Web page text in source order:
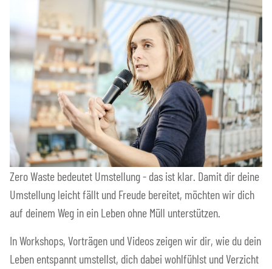
Zero Waste bedeutet Umstellung - das ist klar. Damit dir deine
Umstellung leicht fällt und Freude bereitet, möchten wir dich
auf deinem Weg in ein Leben ohne Müll unterstützen.
In Workshops, Vorträgen und Videos zeigen wir dir, wie du dein
Leben entspannt umstellst, dich dabei wohlfühlst und Verzicht